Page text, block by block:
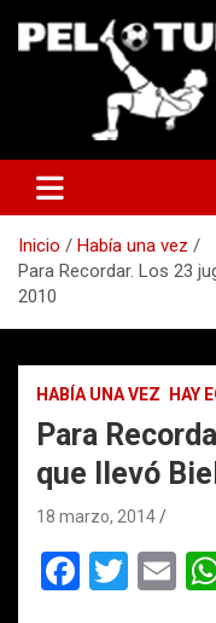
Inicio
Había una vez
Para Recordar. Los 23
2010
HABÍA UNA VEZ HAY
Para
que llevó
18 marzo, 2014
F
T
E